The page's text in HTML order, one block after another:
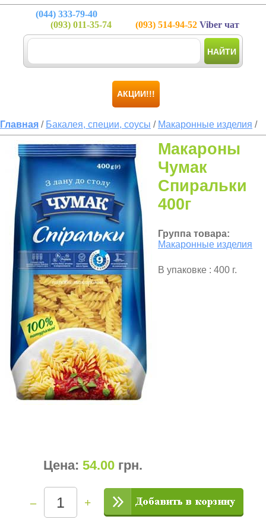
(044) 333-79-40
(093) 011-35-74 (093) 514-94-52 Viber чат
НАЙТИ
АКЦИИ!!!
Главная / Бакалея, специи, соусы / Макаронные изделия /
Макароны
Чумак
Спиральки
400г
Группа товара:
Макаронные изделия
В упаковке : 400 г.
Цена: 54.00 грн.
– +